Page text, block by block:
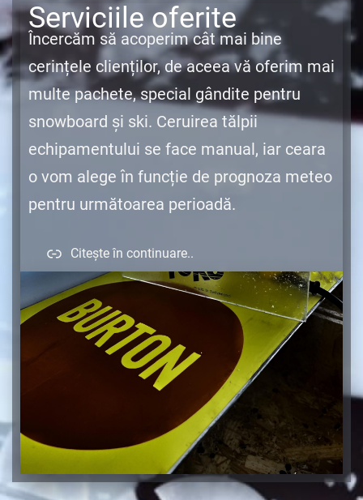
Serviciile oferite
Încercăm să acoperim cât mai bine
cerințele clienților, de aceea vă oferim mai
multe pachete, special gândite pentru
snowboard și ski. Ceruirea tălpii
echipamentului se face manual, iar ceara
o vom alege în funcție de prognoza meteo
pentru următoarea perioadă.
Citește în continuare..